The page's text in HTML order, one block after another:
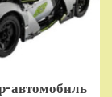
автомобиль